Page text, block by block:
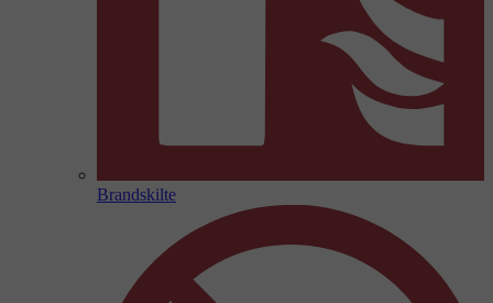
Brandskilte